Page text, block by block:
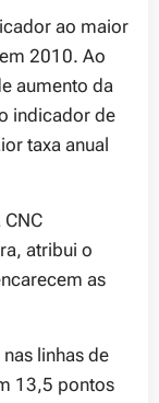
ao maior
2010. Ao
aumento da
indicador de
taxa anual
atribui o
as
linhas de
13,5 pontos